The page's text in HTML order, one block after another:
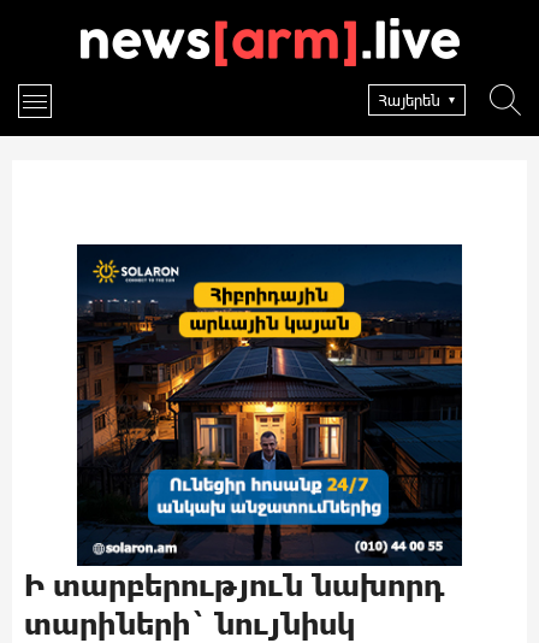
Հայերեն
Ի տարբերություն նախորդ
տարիների` նույնիսկ